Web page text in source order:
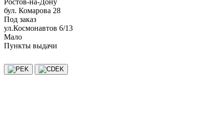
Ростов-на-Дону
бул. Комарова 28
Под заказ
ул.Космонавтов 6/13
Мало
Пункты выдачи